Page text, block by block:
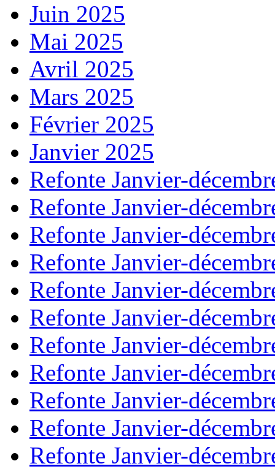
Juin 2025
Mai 2025
Avril 2025
Mars 2025
Février 2025
Janvier 2025
Refonte Janvier-
Refonte Janvier-
Refonte Janvier-
Refonte Janvier-
Refonte Janvier-
Refonte Janvier-
Refonte Janvier-
Refonte Janvier-
Refonte Janvier-
Refonte Janvier-
Refonte Janvier-